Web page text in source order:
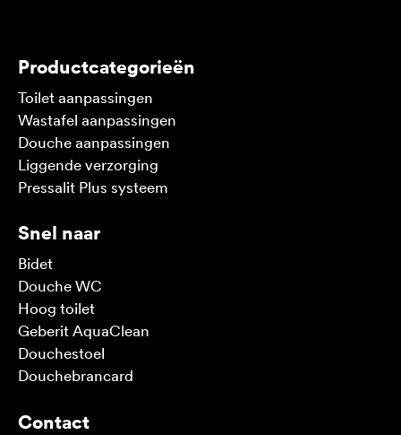
Productcategorieën
Toilet aanpassingen
Wastafel aanpassingen
Douche aanpassingen
Liggende verzorging
Pressalit Plus systeem
Snel naar
Bidet
Douche WC
Hoog toilet
Geberit AquaClean
Douchestoel
Douchebrancard
Contact